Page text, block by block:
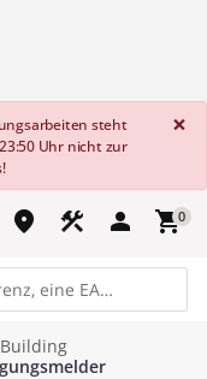
steht
Uhr nicht zur
×
place construction person shopping_cart0